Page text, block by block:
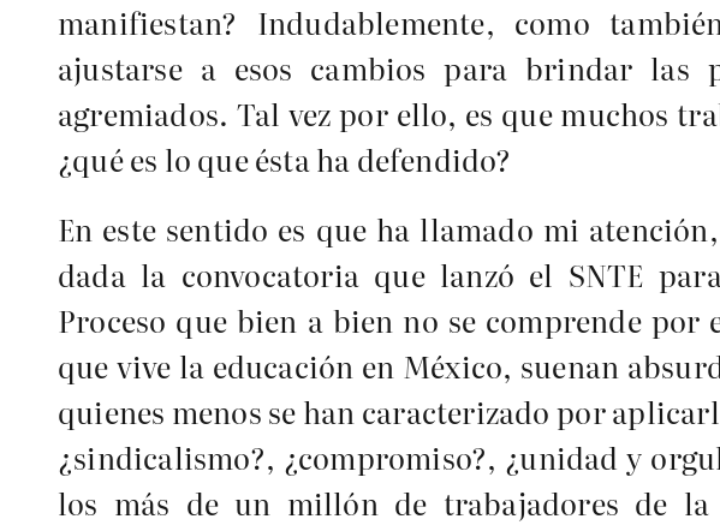
manifiestan? Indudablemente, como
ajustarse a esos cambios para brindar las
agremiados. Tal vez por ello, es que muchos
¿qué es lo que ésta ha defendido?
En este sentido es que ha llamado mi
dada la convocatoria que lanzó el SNTE
Proceso que bien a bien no se comprende
que vive la educación en México, suenan
quienes menos se han caracterizado por
¿sindicalismo?, ¿compromiso?, ¿unidad y
los más de un millón de trabajadores de